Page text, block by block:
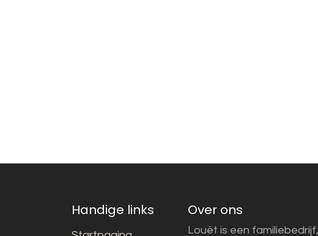
Handige links Over ons
Louët is een